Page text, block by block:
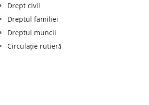
Drept civil
Dreptul familiei
Dreptul muncii
Circulație rutieră